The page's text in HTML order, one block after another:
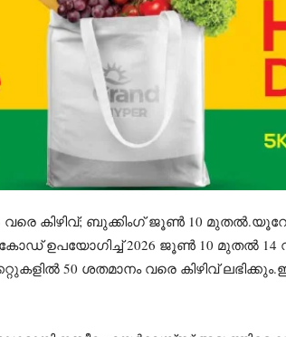
കിഴിവ്; ബുക്കിംഗ് ജൂൺ 10
കോഡ് ഉപയോഗിച്ച് 2026 ജൂൺ 10 മുതൽ
50 ശതമാനം വരെ കിഴിവ്